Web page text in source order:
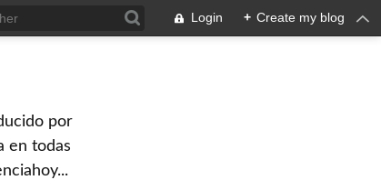
Login + Create my blog
por
en todas